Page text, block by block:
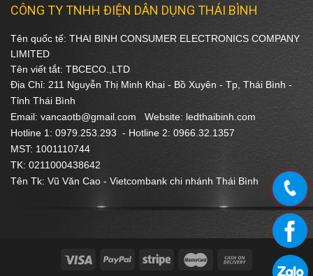
CÔNG TY TNHH ĐIỆN DÂN DỤNG THÁI BÌNH
Tên quốc tế: THAI BINH CONSUMER ELECTRONICS COMPANY
LIMITED
Tên viết tắt: TBCECO.,LTD
Địa Chỉ: 211 Nguyễn Thị Minh Khai - Bồ Xuyên - Tp, Thái Bình -
Tỉnh Thái Bình
Email: vancaotb@gmail.com Website: ledthaibinh.com
Hotline 1: 0979.253.293 - Hotline 2: 0966.32.1357
MST: 1001110744
TK: 0211000438642
Tên Tk: Vũ Văn Cao - Vietcombank chi nhánh Thái Bình